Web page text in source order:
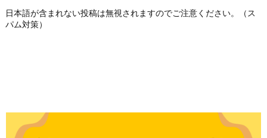
日本語が含まれない投稿は無視されますのでご注意ください。（ス
パム対策）